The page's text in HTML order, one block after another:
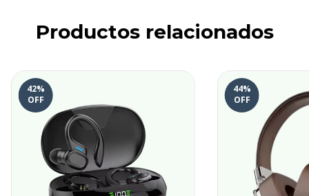
Productos relacionados
42%
OFF
44%
OFF